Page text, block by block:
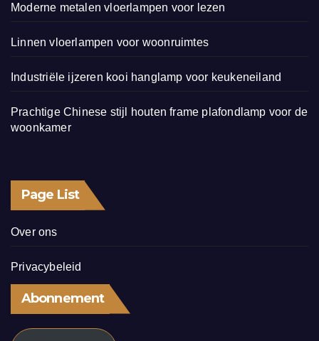
Moderne metalen vloerlampen voor lezen
Linnen vloerlampen voor woonruimtes
Industriële ijzeren kooi hanglamp voor keukeneiland
Prachtige Chinese stijl houten frame plafondlamp voor de
woonkamer
Page List
Over ons
Privacybeleid
Abonnement